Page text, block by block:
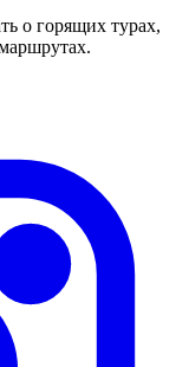
о горящих турах,